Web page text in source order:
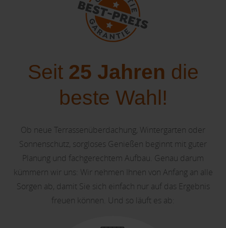
Seit 25 Jahren die
beste Wahl!
Ob neue Terrassenüberdachung, Wintergarten oder
Sonnenschutz, sorgloses Genießen beginnt mit guter
Planung und fachgerechtem Aufbau. Genau darum
kümmern wir uns: Wir nehmen Ihnen von Anfang an alle
Sorgen ab, damit Sie sich einfach nur auf das Ergebnis
freuen können. Und so läuft es ab: